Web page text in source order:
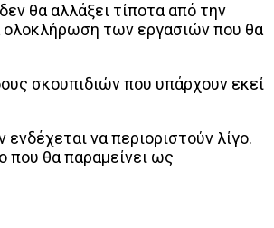
θα αλλάξει τίποτα από την
ολοκλήρωση των εργασιών που θα
σκουπιδιών που υπάρχουν εκεί
να περιοριστούν λίγο.
που θα παραμείνει ως